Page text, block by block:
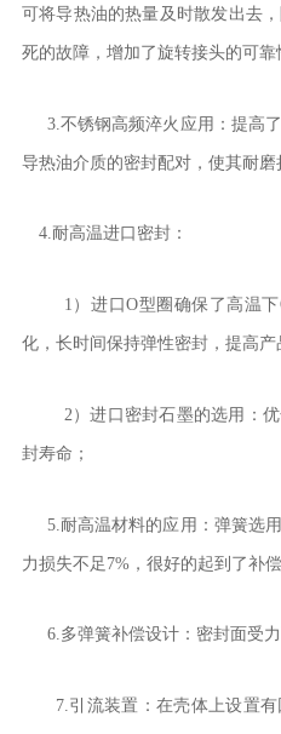
可将导热油的热量及时散发出去
死的故障，增加了旋转接头的可靠
3. 不锈钢高频淬火应用：提高
导热油介质的密封配对，使其耐
4.耐高温进口密封：
1 ） 进口O型圈确保了高温下
化，长时间保持弹性密封， 提高产
2 ）进口密封石墨的选用：
封寿命 ；
5. 耐高温材料的应用：弹簧选
力损失不足 7%，很好的起到了补
6.多弹簧补偿设计：密封面受
7.引流装置：在壳体上设置